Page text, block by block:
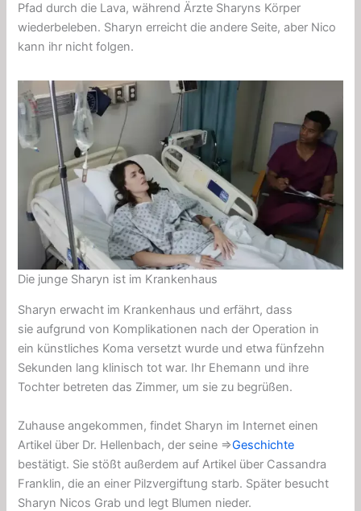
Pfad durch die Lava, während Ärzte Sharyns Körper
wiederbeleben. Sharyn erreicht die andere Seite, aber Nico
kann ihr nicht folgen.
Die junge Sharyn ist im Krankenhaus
Sharyn erwacht im Krankenhaus und erfährt, dass
sie aufgrund von Komplikationen nach der Operation in
ein künstliches Koma versetzt wurde und etwa fünfzehn
Sekunden lang klinisch tot war. Ihr Ehemann und ihre
Tochter betreten das Zimmer, um sie zu begrüßen.
Zuhause angekommen, findet Sharyn im Internet einen
Artikel über Dr. Hellenbach, der seine ⇒Geschichte
bestätigt. Sie stößt außerdem auf Artikel über Cassandra
Franklin, die an einer Pilzvergiftung starb. Später besucht
Sharyn Nicos Grab und legt Blumen nieder.